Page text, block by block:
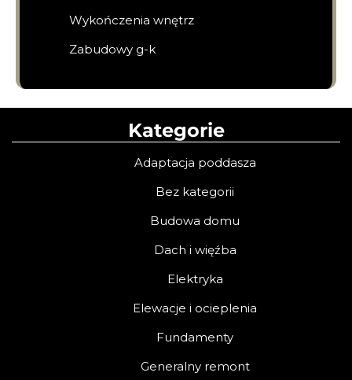
Wykończenia wnętrz
Zabudowy g-k
Kategorie
Adaptacja poddasza
Bez kategorii
Budowa domu
Dach i więźba
Elektryka
Elewacje i ocieplenia
Fundamenty
Generalny remont